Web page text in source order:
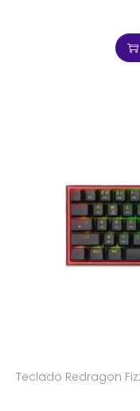
Teclado Redragon